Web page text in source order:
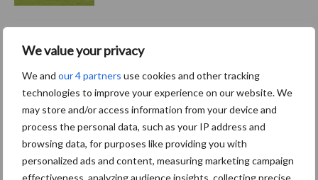
We value your privacy
We and our 4 partners use cookies and other tracking
technologies to improve your experience on our website. We
may store and/or access information from your device and
process the personal data, such as your IP address and
browsing data, for purposes like providing you with
personalized ads and content, measuring marketing campaign
effectiveness, analyzing audience insights, collecting precise
Tot 5 ton per wiel om
ondergrondverdichting te
beperken
Jaarverslag 2025 Royal A-
ware: omzet groeit,